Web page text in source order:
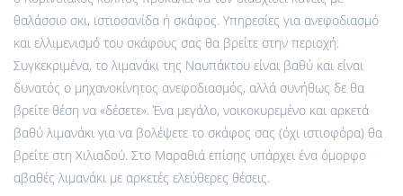
θαλάσσιο σκι, ιστιοσανίδα ή σκάφος. Υπηρεσίες για ανεφοδιασμό
και ελλιμενισμό του σκάφους σας θα βρείτε στην περιοχή.
Συγκεκριμένα, το λιμανάκι της Ναυπάκτου είναι βαθύ και είναι
δυνατός ο μηχανοκίνητος ανεφοδιασμός, αλλά συνήθως δε θα
βρείτε θέση να «δέσετε». Ένα μεγάλο, νοικοκυρεμένο και αρκετά
βαθύ λιμανάκι για να βολέψετε το σκάφος σας (όχι ιστιοφόρα) θα
βρείτε στη Χιλιαδού. Στο Μαραθιά επίσης υπάρχει ένα όμορφο
αβαθές λιμανάκι με αρκετές ελεύθερες θέσεις.